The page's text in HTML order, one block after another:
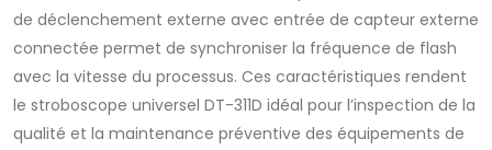
de déclenchement externe avec entrée de capteur externe
connectée permet de synchroniser la fréquence de flash
avec la vitesse du processus. Ces caractéristiques rendent
le stroboscope universel DT-311D idéal pour l’inspection de la
qualité et la maintenance préventive des équipements de